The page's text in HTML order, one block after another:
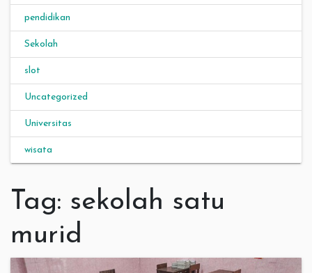
pendidikan
Sekolah
slot
Uncategorized
Universitas
wisata
Tag: sekolah satu
murid